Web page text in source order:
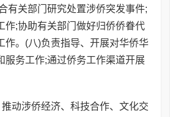
有关部门研究处置涉侨突发事件;
作;协助有关部门做好归侨侨眷代
作。(八)负责指导、开展对华侨华
服务工作;通过侨务工作渠道开展
涉侨经济、科技合作、文化交